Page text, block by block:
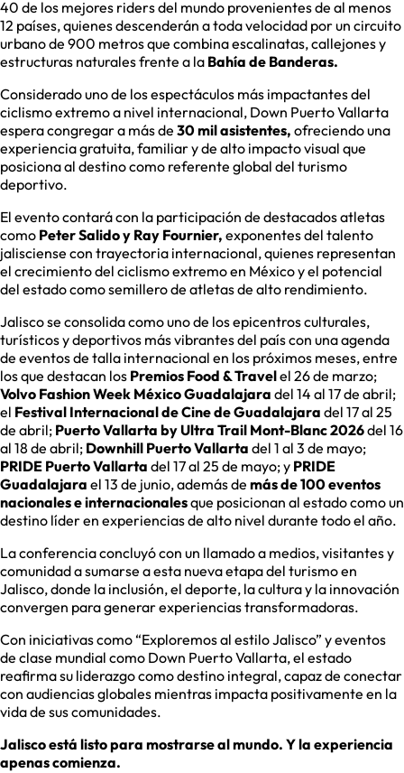
40 de los mejores riders del mundo provenientes de al menos
12 países, quienes descenderán a toda velocidad por un circuito
urbano de 900 metros que combina escalinatas, callejones y
estructuras naturales frente a la Bahía de Banderas.
Considerado uno de los espectáculos más impactantes del
ciclismo extremo a nivel internacional, Down Puerto Vallarta
espera congregar a más de 30 mil asistentes, ofreciendo una
experiencia gratuita, familiar y de alto impacto visual que
posiciona al destino como referente global del turismo
deportivo.
El evento contará con la participación de destacados atletas
como Peter Salido y Ray Fournier, exponentes del talento
jalisciense con trayectoria internacional, quienes representan
el crecimiento del ciclismo extremo en México y el potencial
del estado como semillero de atletas de alto rendimiento.
Jalisco se consolida como uno de los epicentros culturales,
turísticos y deportivos más vibrantes del país con una agenda
de eventos de talla internacional en los próximos meses, entre
los que destacan los Premios Food & Travelel 26 de marzo;
Volvo Fashion Week México Guadalajara del 14 al 17 de abril;
el Festival Internacional de Cine de Guadalajara del 17 al 25
de abril; Puerto Vallarta by Ultra Trail Mont-Blanc 2026del 16
al 18 de abril; Downhill Puerto Vallarta del 1 al 3 de mayo;
PRIDE Puerto Vallarta del 17 al 25 de mayo; y PRIDE
Guadalajara el 13 de junio, además de más de 100 eventos
nacionales e internacionalesque posicionan al estado como un
destino líder en experiencias de alto nivel durante todo el año.
La conferencia concluyó con un llamado a medios, visitantes y
comunidad a sumarse a esta nueva etapa del turismo en
Jalisco, donde la inclusión, el deporte, la cultura y la innovación
convergen para generar experiencias transformadoras.
Con iniciativas como “Exploremos al estilo Jalisco” y eventos
de clase mundial como Down Puerto Vallarta, el estado
reafirma su liderazgo como destino integral, capaz de conectar
con audiencias globales mientras impacta positivamente en la
vida de sus comunidades.
Jalisco está listo para mostrarse al mundo. Y la experiencia
apenas comienza.